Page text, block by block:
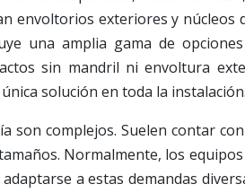
envoltorios exteriores y núcleos
una amplia gama de
sin mandril ni envoltura
solución en toda la instalación.
son complejos. Suelen contar
Normalmente, los
a estas demandas